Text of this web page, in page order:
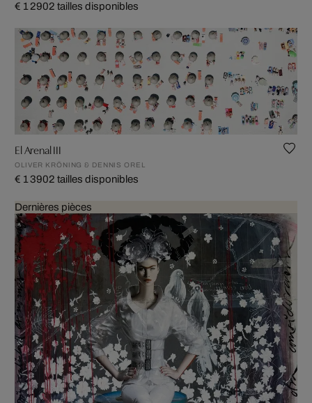
€ 1 2902 tailles disponibles
El Arenal III
OLIVER KRÖNING & DENNIS OREL
€ 1 3902 tailles disponibles
Dernières pièces